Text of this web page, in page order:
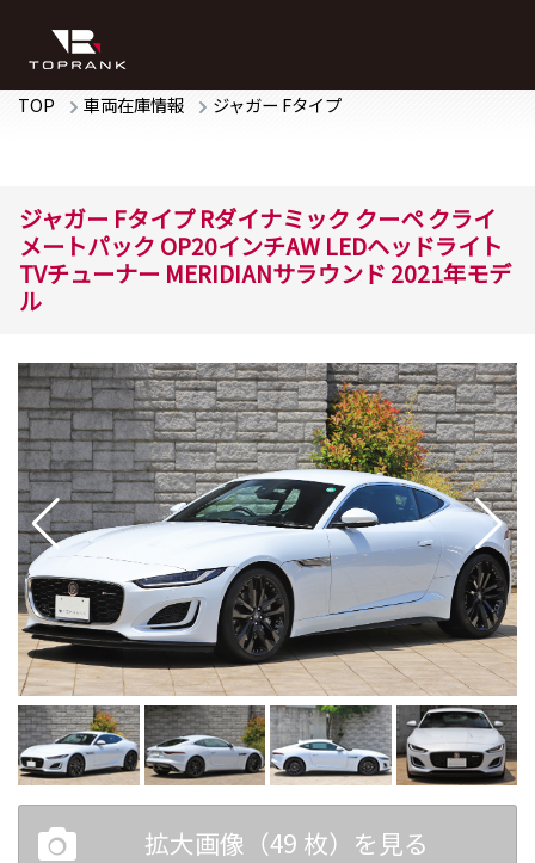
TOP 車両在庫情報 ジャガー Fタイプ
ジャガー Fタイプ Rダイナミック クーペクライ
メートパック OP20インチAW LEDヘッドライト
TVチューナー MERIDIANサラウンド 2021年モデ
ル
拡大画像（49 枚）を見る